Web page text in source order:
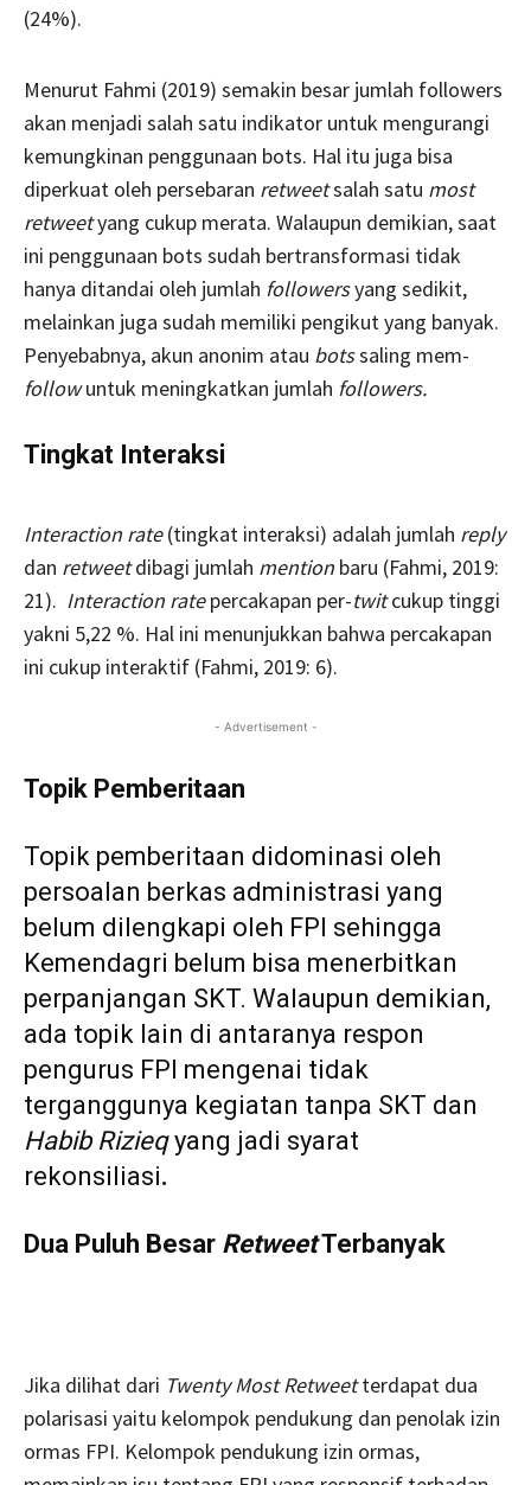
(24%).
Menurut Fahmi (2019) semakin besar jumlah followers
akan menjadi salah satu indikator untuk mengurangi
kemungkinan penggunaan bots. Hal itu juga bisa
diperkuat oleh persebaran retweetsalah satu most
retweetyang cukup merata. Walaupun demikian, saat
ini penggunaan bots sudah bertransformasi tidak
hanya ditandai oleh jumlah followersyang sedikit,
melainkan juga sudah memiliki pengikut yang banyak.
Penyebabnya, akun anonim atau botssaling mem-
followuntuk meningkatkan jumlah followers.
Tingkat Interaksi
Interaction rate(tingkat interaksi) adalah jumlah reply
dan retweetdibagi jumlah mention baru (Fahmi, 2019:
21). Interaction ratepercakapan per-twitcukup tinggi
yakni 5,22 %. Hal ini menunjukkan bahwa percakapan
ini cukup interaktif (Fahmi, 2019: 6).
- Advertisement -
Topik Pemberitaan
Topik pemberitaan didominasi oleh
persoalan berkas administrasi yang
belum dilengkapi oleh FPI sehingga
Kemendagri belum bisa menerbitkan
perpanjangan SKT. Walaupun demikian,
ada topik lain di antaranya respon
pengurus FPI mengenai tidak
terganggunya kegiatan tanpa SKT dan
Habib Rizieqyang jadi syarat
rekonsiliasi.
Dua Puluh Besar RetweetTerbanyak
Jika dilihat dari Twenty Most Retweetterdapat dua
polarisasi yaitu kelompok pendukung dan penolak izin
ormas FPI. Kelompok pendukung izin ormas,